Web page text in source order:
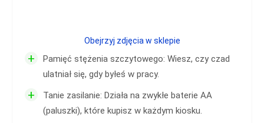
+
Pamięć stężenia szczytowego: Wiesz, czy czad
ulatniał się, gdy byłeś w pracy.
+
Tanie zasilanie: Działa na zwykłe baterie AA
(paluszki), które kupisz w każdym kiosku.
Obejrzyj zdjęcia w sklepie